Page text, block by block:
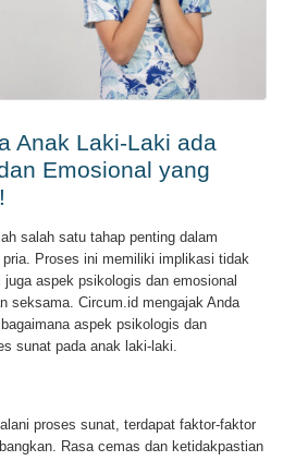
Anak Laki-Laki ada
Emosional yang
salah satu tahap penting dalam
Proses ini memiliki implikasi tidak
aspek psikologis dan emosional
seksama. Circum.id mengajak Anda
aspek psikologis dan
sunat pada anak laki-laki.
proses sunat, terdapat faktor-faktor
Rasa cemas dan ketidakpastian